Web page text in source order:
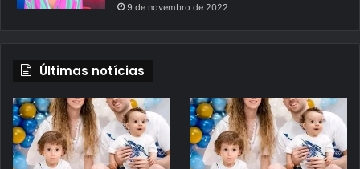
9 de novembro de 2022
Últimas notícias